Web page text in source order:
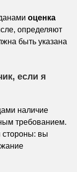
оценка
определяют
быть указана
если я
наличие
требованием.
стороны: вы